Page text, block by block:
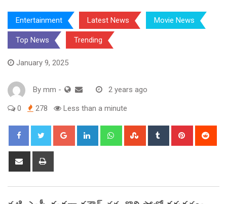
Entertainment Latest News Movie News
Top News Trending
January 9, 2025
By mm - 2 years ago
0 278 Less than a minute
Google+ LinkedIn WhatsappStumbleUpon
Tumblr Pinterest
Share